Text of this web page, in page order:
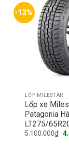
-13%
LỐP MILESTAR
Lốp xe
Patagonia
LT275/
5.100.000₫